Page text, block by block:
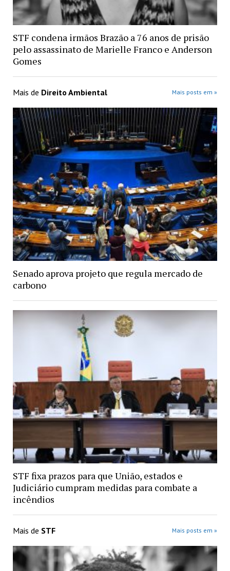
STF condena irmãos Brazão a 76 anos de prisão
pelo assassinato de Marielle Franco e Anderson
Gomes
Mais de Direito Ambiental Mais posts em »
Senado aprova projeto que regula mercado de
carbono
STF fixa prazos para que União, estados e
Judiciário cumpram medidas para combate a
incêndios
Mais de STF Mais posts em »